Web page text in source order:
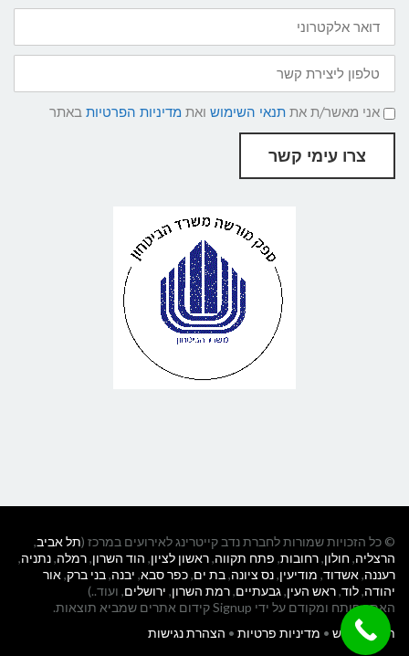
דואר
אלקטרוני
טלפון
ליצירת
קשר
תנאי
שימוש
ומדיניות
פרטיות
אני מאשר/ת את תנאי השימוש ואת מדיניות הפרטיות באתר
צרו עימי קשר
© כל הזכויות שמורות לחברת נדב קייטרינג לאירועים במרכז (תל אביב,
הרצליה,חולון,רחובות, פתח תקווה,ראשון לציון, הוד השרון,רמלה,נתניה,
רעננה,אשדוד, מודיעין,נס ציונה,בת ים,כפר סבא, יבנה,בני ברק,אור
יהודה,לוד,ראש העין,גבעתיים,רמת השרון, ירושלים, ועוד..)
האתר פותח ומקודם על ידי Signup קידום אתרים שמביא תוצאות.
תנאי שימוש • מדיניות פרטיות • הצהרת נגישות